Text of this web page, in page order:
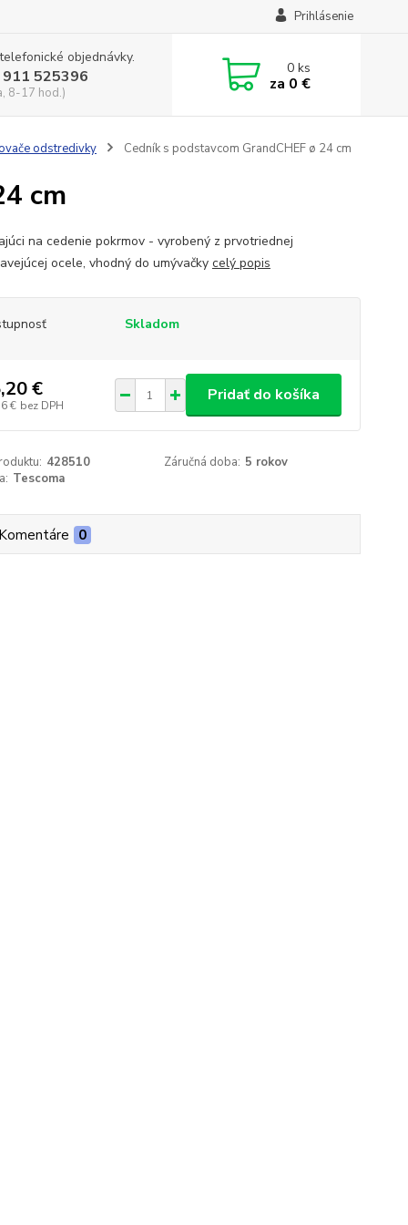
Prihlásenie
objednávky.
525396
8-17 hod.)
0ks
za 0 €
odstredivky Cedník s podstavcom GrandCHEF ø 24 cm
cm
na cedenie pokrmov - vyrobený z prvotriednej
ocele, vhodný do umývačky celý popis
Skladom
€
€ bez DPH
Pridať do košíka
428510 Záručná doba: 5 rokov
Tescoma
0